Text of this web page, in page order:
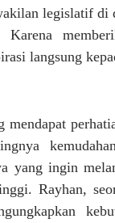
legislatif di
Karena
langsung
mendapat
yang ingin
Rayhan,